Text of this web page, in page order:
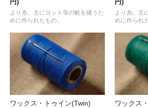
円)
より糸。主にヨット等の帆を縫うた
めに作られたもの。
円)
より糸。主
めに作られ
ワックス・トゥイン(Twin)
ワックス